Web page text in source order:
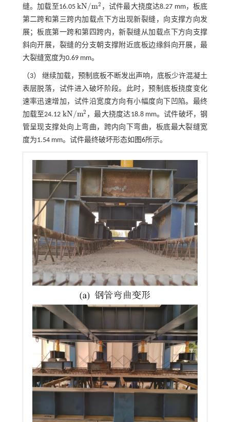
缝。加载至16.05kN/m2
kN/ m2
，试件最大挠度达8.27 mm，板底
第二跨和第三跨内加载点下方出现新裂缝，向支撑方向发
展；板底第一跨和第四跨内，新裂缝从加载点下方向支撑
斜向开展，裂缝的分支朝支撑附近底板边缘斜向开展，最
大裂缝宽度为0.69 mm。
（3） 继续加载，预制底板不断发出声响，底板少许混凝土
表层脱落，试件进入破坏阶段。此时，预制底板挠度变化
速率迅速增加，试件沿宽度方向有小幅度向下凹陷。最终
加载至24.12 kN/m2
kN/ m2
，最大挠度达18.8 mm。试件破坏，钢
管呈现支撑处向上弯曲，跨内向下弯曲，板底最大裂缝宽
度为1.54 mm。试件最终破坏形态如 图6所示。